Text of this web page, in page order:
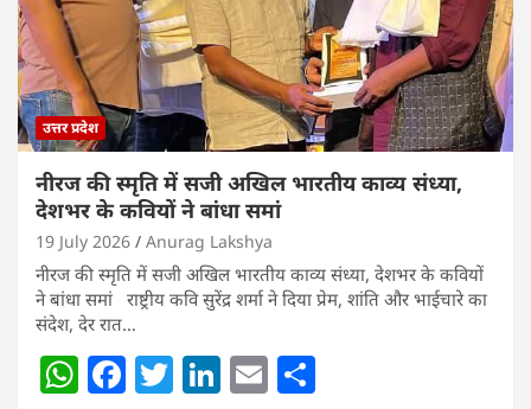
p o
k
उत्तर प्रदेश
नीरज की स्मृति में सजी अखिल भारतीय काव्य संध्या,
देशभर के कवियों ने बांधा समां
19 July 2026 Anurag Lakshya
नीरज की स्मृति में सजी अखिल भारतीय काव्य संध्या, देशभर के कवियों
ने बांधा समां राष्ट्रीय कवि सुरेंद्र शर्मा ने दिया प्रेम, शांति और भाईचारे का
संदेश, देर रात…
W F T Li E